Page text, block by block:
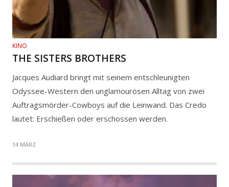
KINO
THE SISTERS BROTHERS
Jacques Audiard bringt mit seinem entschleunigten
Odyssee-Western den unglamourösen Alltag von zwei
Auftragsmörder-Cowboys auf die Leinwand. Das Credo
lautet: Erschießen oder erschossen werden.
14 MÄRZ